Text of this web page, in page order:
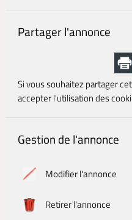
Partager l'annonce
Si vous souhaitez partager
accepter l'utilisation des
Gestion de l'annonce
Modifier l'annonce
Retirer l'annonce